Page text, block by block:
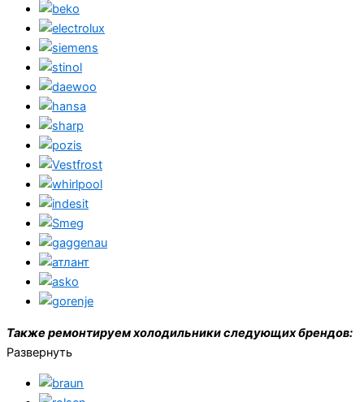
Также ремонтируем холодильники следующих брендов:
Развернуть